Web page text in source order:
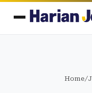
Home/